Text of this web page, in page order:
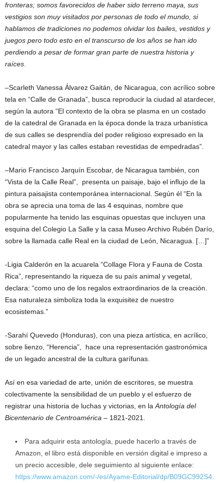
fronteras; somos favorecidos de haber sido terreno maya, sus
vestigios son muy visitados por personas de todo el mundo, si
hablamos de tradiciones no podemos olvidar los bailes, vestidos y
juegos pero todo esto en el transcurso de los años se han ido
perdiendo a pesar de formar gran parte de nuestra historia y
raíces
–Scarleth Vanessa Álvarez Gaitán, de Nicaragua, con acrílico sobre
tela en “Calle de Granada”, busca reproducir la ciudad al atardecer,
según la autora “El contexto de la obra se plasma en un costado
de la catedral de Granada en la época donde la traza urbanística
de sus calles se desprendía del poder religioso expresado en la
catedral mayor y las calles estaban revestidas de empedradas”.
–Mario Francisco Jarquín Escobar, de Nicaragua también, con
“Vista de la Calle Real”, presenta un paisaje, bajo el influjo de la
pintura paisajista contemporánea internacional. Según él “En la
obra se aprecia una toma de las 4 esquinas, nombre que
popularmente ha tenido las esquinas opuestas que incluyen una
esquina del Colegio La Salle y la casa Museo Archivo Rubén Darío,
sobre la llamada calle Real en la ciudad de León, Nicaragua. […]”
-Ligia Calderón en la acuarela “Collage Flora y Fauna de Costa
Rica”, representando la riqueza de su país animal y vegetal,
declara: “como uno de los regalos extraordinarios de la creación.
Esa naturaleza simboliza toda la exquisitez de nuestro
ecosistemas.”
-Sarahí Quevedo (Honduras), con una pieza artística, en acrílico,
sobre lienzo, “Herencia”, hace una representación gastronómica
de un legado ancestral de la cultura garífunas.
Así en esa variedad de arte, unión de escritores, se muestra
colectivamente la sensibilidad de un pueblo y el esfuerzo de
registrar una historia de luchas y victorias, en la Antología del
Bicentenario de Centroamérica – 1821-2021.
Para adquirir esta antología, puede hacerlo a través de
Amazon, el libro está disponible en versión digital e impreso a
un precio accesible, dele seguimiento al siguiente enlace:
https://www.amazon.com/-/es/Ayame-Editorial/dp/B09GC992S4